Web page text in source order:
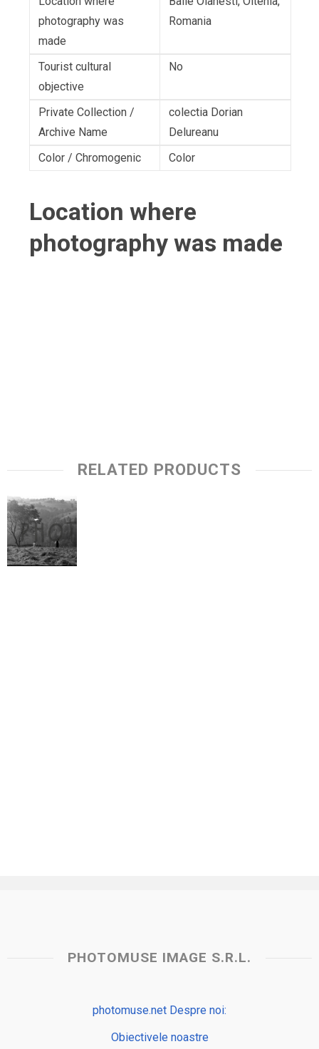
photography was
made
Romania
Tourist cultural
objective
No
Private Collection /
Archive Name
colectia Dorian
Delureanu
Color / Chromogenic
Color
Location where
photography was made
RELATED PRODUCTS
PHOTOMUSE IMAGE S.R.L.
photomuse.net Despre noi:
Obiectivele noastre